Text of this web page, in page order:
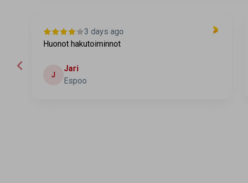
3 days ago
Huonot hakutoiminnot
J
Jari
Espoo